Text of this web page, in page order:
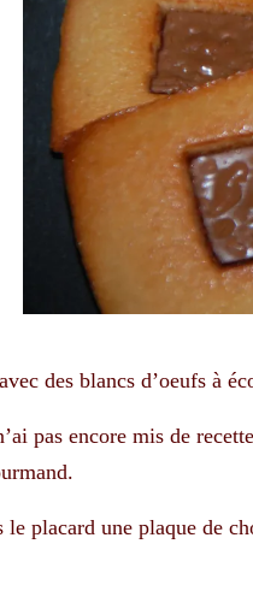
des blancs d’oeufs à
pas encore mis de
le placard une plaque de